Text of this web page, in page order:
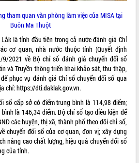
tham quan văn phòng làm việc của MISA tại
Buôn Ma Thuột
là tỉnh đầu tiên trong cả nước đánh giá Chỉ
cơ quan, nhà nước thuộc tỉnh (Quyết định
9/2021 về Bộ chỉ số đánh giá chuyển đổi số
và Truyền thông triển khai khảo sát, thu thập,
phục vụ đánh giá Chỉ số chuyển đổi số qua
chỉ: https://dti.daklak.gov.vn.
số cấp sở có điểm trung bình là 114,98 điểm;
là 146,34 điểm. Bộ chỉ số tạo điều kiện để
các huyện, thị xã, thành phố theo dõi chỉ số,
chuyển đổi số của cơ quan, đơn vị; xây dựng
nâng cao chất lượng, hiệu quả chuyển đổi số
của tỉnh.